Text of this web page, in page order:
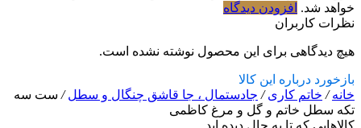
خواهد شد. افزودن دیدگاه
نظرات کاربران
هیچ دیدگاهی برای این محصول نوشته نشده است.
بازخورد درباره این کالا
خانه/ خاتم کاری/ جادستمال ، جا قاشق چنگال و سطل/ ست سه
تکه سطل خاتم و گل و مرغ کاظمی
کالاهایی که تا به حال دیده اید